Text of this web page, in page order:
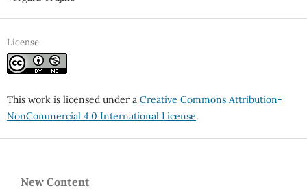
License
This work is licensed under a Creative Commons Attribution-
NonCommercial 4.0 International License.
New Content